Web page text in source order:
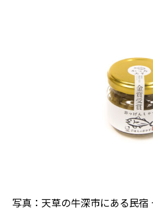
写真：天草の牛深市にある民